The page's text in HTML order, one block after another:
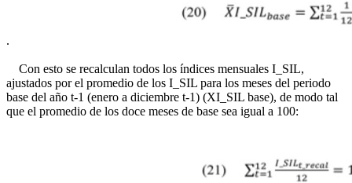
.
Con esto se recalculan todos los índices mensuales I_SIL,
ajustados por el promedio de los I_SIL para los meses del periodo
base del año t-1 (enero a diciembre t-1) (XI_SIL base), de modo tal
que el promedio de los doce meses de base sea igual a 100: